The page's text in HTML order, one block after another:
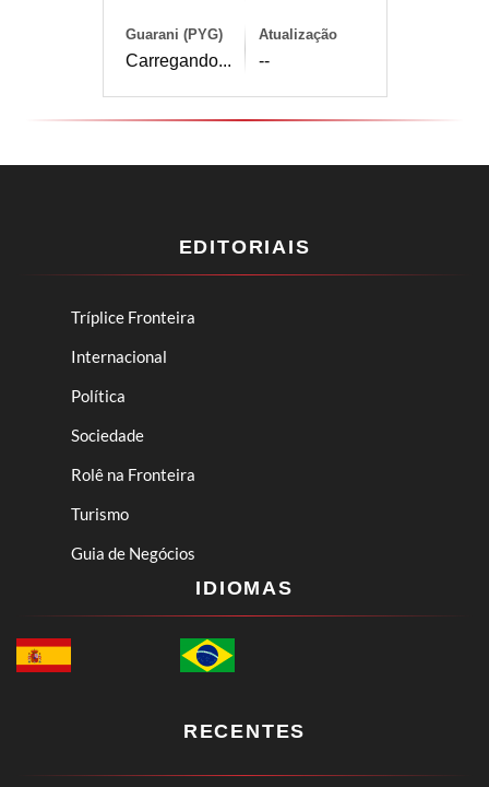
Guarani (PYG)
Carregando...
Atualização
--
EDITORIAIS
Tríplice Fronteira
Internacional
Política
Sociedade
Rolê na Fronteira
Turismo
Guia de Negócios
IDIOMAS
RECENTES